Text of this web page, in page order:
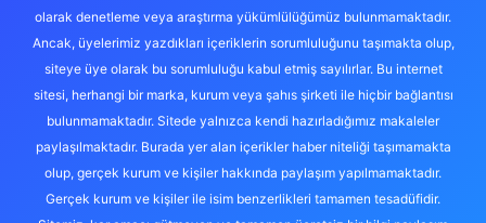
olarak denetleme veya araştırma yükümlülüğümüz bulunmamaktadır.
Ancak, üyelerimiz yazdıkları içeriklerin sorumluluğunu taşımakta olup,
siteye üye olarak bu sorumluluğu kabul etmiş sayılırlar. Bu internet
sitesi, herhangi bir marka, kurum veya şahıs şirketi ile hiçbir bağlantısı
bulunmamaktadır. Sitede yalnızca kendi hazırladığımız makaleler
paylaşılmaktadır. Burada yer alan içerikler haber niteliği taşımamakta
olup, gerçek kurum ve kişiler hakkında paylaşım yapılmamaktadır.
Gerçek kurum ve kişiler ile isim benzerlikleri tamamen tesadüfidir.